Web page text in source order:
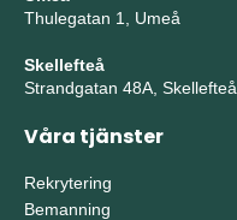
Thulegatan 1, Umeå
Skellefteå
Strandgatan 48A, Skellefteå
Våra tjänster
Rekrytering
Bemanning